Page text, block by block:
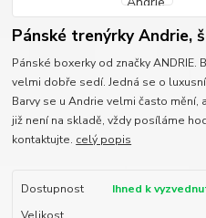
Pánské trenýrky Andrie,
Pánské boxerky od značky
velmi dobře sedí. Jedná se o
Barvy se u Andrie velmi často
již není na skladě, vždy posíláme
kontaktujte. celý popis
Dostupnost
Ihned k
Velikost